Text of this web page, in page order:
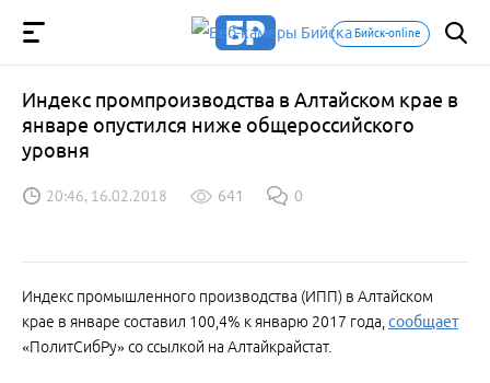
Бийск-online
Индекс промпроизводства в Алтайском крае в
январе опустился ниже общероссийского
уровня
20:46, 16.02.2018 641 0
Индекс промышленного производства (ИПП) в Алтайском
крае в январе составил 100,4% к январю 2017 года, сообщает
«ПолитСибРу» со ссылкой на Алтайкрайстат.